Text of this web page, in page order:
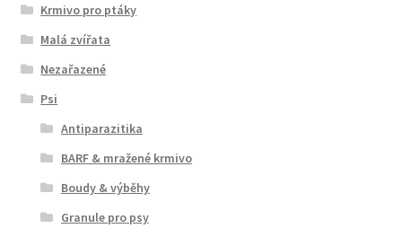
Krmivo pro ptáky
Malá zvířata
Nezařazené
Psi
Antiparazitika
BARF & mražené krmivo
Boudy & výběhy
Granule pro psy